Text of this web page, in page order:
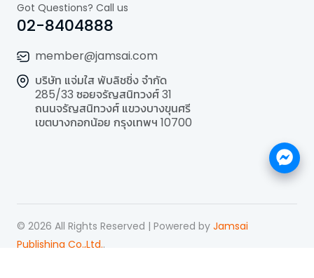
Got Questions? Call us
02-8404888
member@jamsai.com
บริษัท แจ่มใส พับลิชชิ่ง จำกัด
285/33 ซอยจรัญสนิทวงศ์ 31
ถนนจรัญสนิทวงศ์ แขวงบางขุนศรี
เขตบางกอกน้อย กรุงเทพฯ 10700
© 2026 All Rights Reserved | Powered by Jamsai
Publishing Co.,Ltd..